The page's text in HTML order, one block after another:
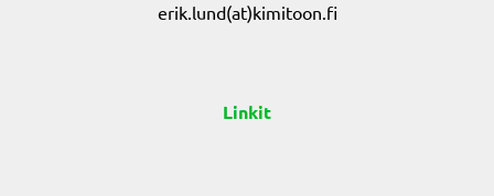
erik.lund(at)kimitoon.fi
Linkit